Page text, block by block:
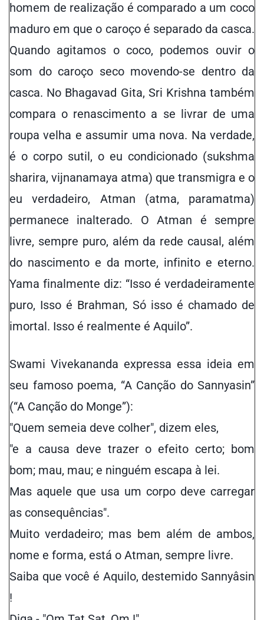
homem de realização é comparado a um coco
maduro em que o caroço é separado da casca.
Quando agitamos o coco, podemos ouvir o
som do caroço seco movendo-se dentro da
casca. No Bhagavad Gita, Sri Krishna também
compara o renascimento a se livrar de uma
roupa velha e assumir uma nova. Na verdade,
é o corpo sutil, o eu condicionado (sukshma
sharira, vijnanamaya atma) que transmigra e o
eu verdadeiro, Atman (atma, paramatma)
permanece inalterado. OAtman é sempre
livre, sempre puro, além da rede causal, além
do nascimento e da morte, infinito e eterno.
Yama finalmente diz: “Isso é verdadeiramente
puro, Isso é Brahman, Só isso é chamado de
imortal. Isso é realmente é Aquilo”.
Swami Vivekananda expressa essa ideia em
seu famoso poema, “A Canção do Sannyasin”
(“A Canção do Monge”):
"Quem semeia deve colher", dizem eles,
"e a causa deve trazer o efeito certo; bom
bom; mau, mau; e ninguém escapa à lei.
Mas aquele que usa um corpo deve carregar
as consequências".
Muito verdadeiro; mas bem além de ambos,
nome e forma, está o Atman, sempre livre.
Saiba que você é Aquilo, destemidoSannyâsin
!